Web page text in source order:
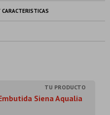
CARACTERISTICAS
Siena Aqualia